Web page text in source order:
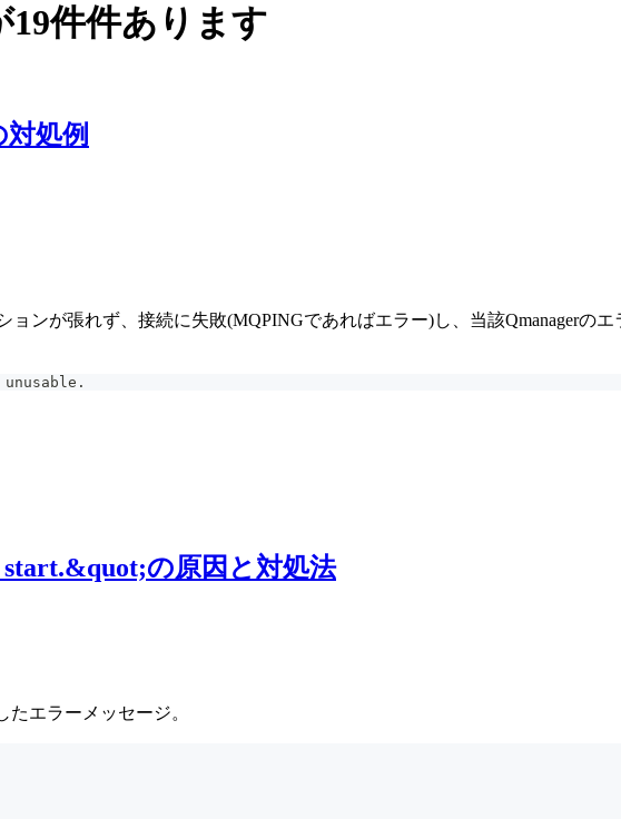
19件件あります
処例
ョンが張れず、接続に失敗(MQPINGであればエラー)し、当該Qmanagerの
の原因と対処法
エラーメッセージ。